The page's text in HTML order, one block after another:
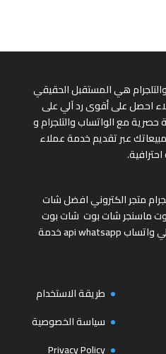
هي المستقبل الحقيقي
احصل على أقوى رد آلي على
مع الواتساب والتلجرام و
عبر تقديم خدمة عملاء
متجر الكترونيافضل شات
ماسنجرشات بوت شات بوت
واتسابapi whatsappخدمة
طريقة الاستخدام
سياسة الخصوصية
Privacy Policy